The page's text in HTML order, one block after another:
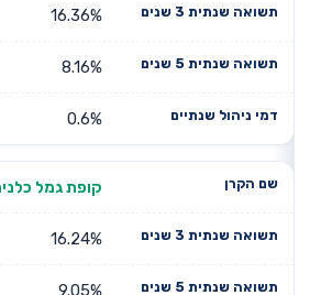
16.36%
8.16%
0.6%
קופת גמל כלנית
16.24%
9.05%